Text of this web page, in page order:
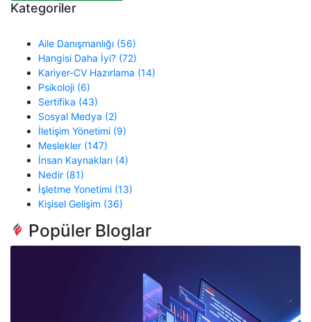
Kategoriler
Aile Danışmanlığı (56)
Hangisi Daha İyi? (72)
Kariyer-CV Hazırlama (14)
Psikoloji (6)
Sertifika (43)
Sosyal Medya (2)
İletişim Yönetimi (9)
Meslekler (147)
İnsan Kaynakları (4)
Nedir (81)
İşletme Yonetimi (13)
Kişisel Gelişim (36)
Popüler Bloglar